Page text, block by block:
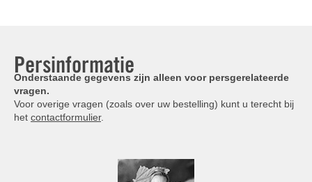
Persinformatie
Onderstaande gegevens zijn alleen voor persgerelateerde
vragen.
Voor overige vragen (zoals over uw bestelling) kunt u terecht bij
het contactformulier.